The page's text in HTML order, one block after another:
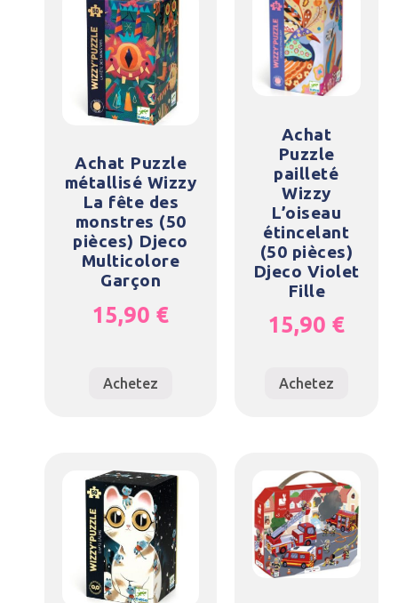
Achat Puzzle
métallisé Wizzy
La fête des
monstres (50
pièces) Djeco
Multicolore
Garçon
15,90 €
Achetez
Achat
Puzzle
pailleté
Wizzy
L’oiseau
étincelant
(50 pièces)
Djeco Violet
Fille
15,90 €
Achetez